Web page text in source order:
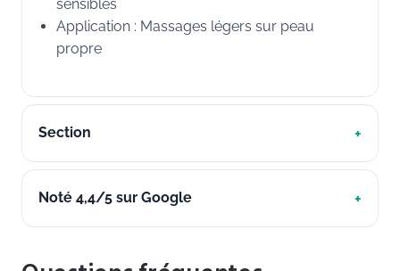
sensibles
Application : Massages légers sur peau
propre
Section
Noté 4,4/5 sur Google